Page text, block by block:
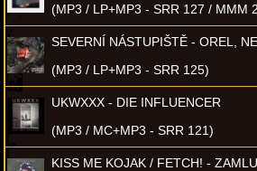
(MP3 / LP+MP3 - SRR 127 / MMM
SEVERNÍ NÁSTUPIŠTĚ - OREL,
(MP3 / LP+MP3 - SRR 125)
UKWXXX - DIE INFLUENCER
(MP3 / MC+MP3 - SRR 121)
KISS ME KOJAK / FETCH! -